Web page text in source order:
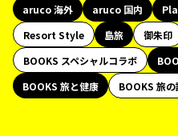
aruco 海外
aruco 国内
Resort Style
島旅 御朱印
BOOKS スペシャルコラボ
BOOKS 旅と健康
BOOKS 旅